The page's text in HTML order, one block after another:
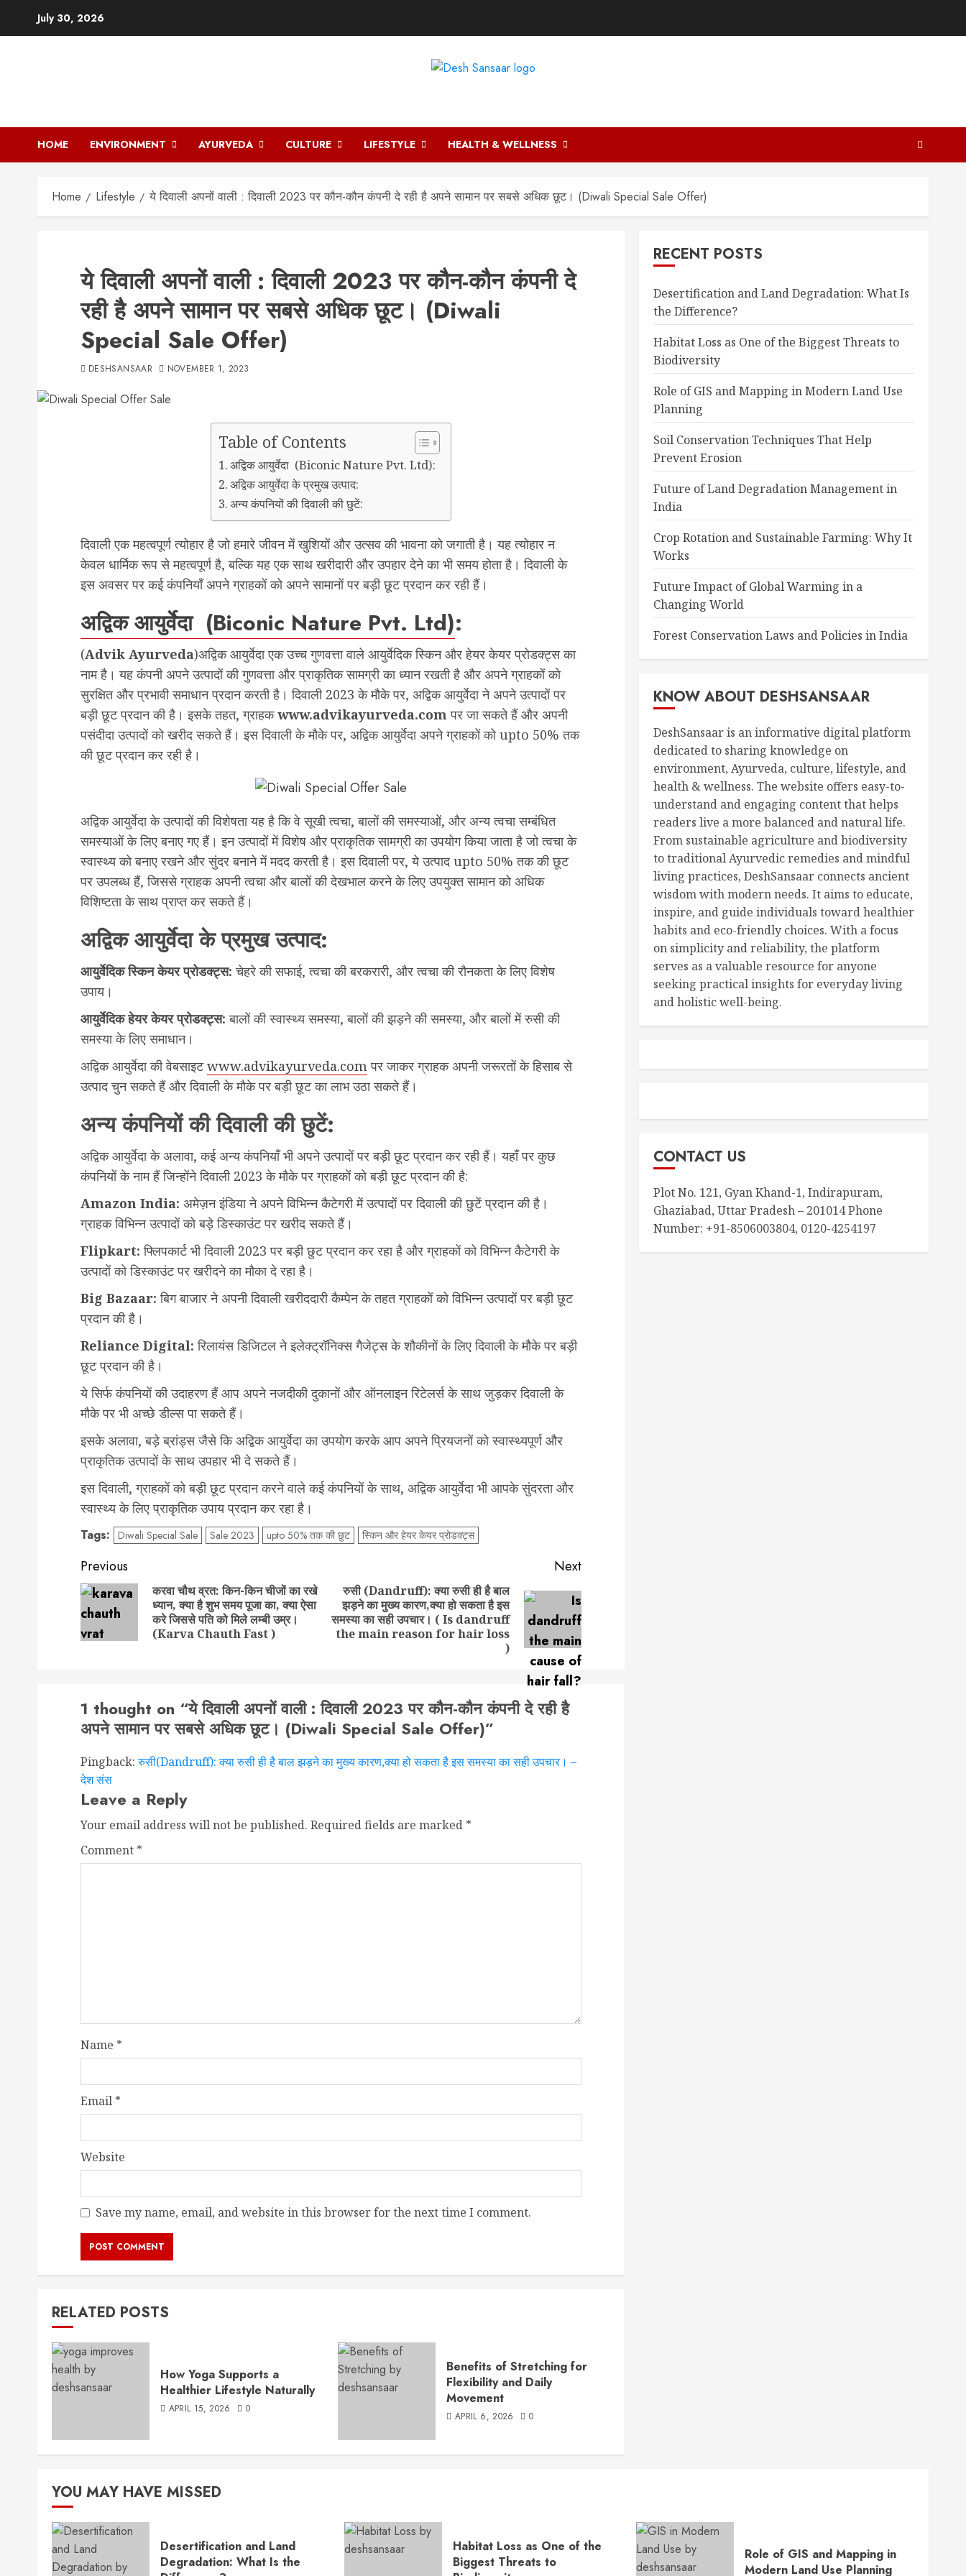
July 30, 2026
HOME ENVIRONMENT AYURVEDA CULTURE LIFESTYLE HEALTH & WELLNESS
Home Lifestyle ये दिवाली अपनों वाली : दिवाली 2023 पर कौन-कौन कंपनी दे रही है अपने सामान पर सबसे अधिक छूट। (Diwali Special Sale Offer)
ये दिवाली अपनों वाली : दिवाली 2023 पर कौन-कौन कंपनी दे
रही है अपने सामान पर सबसे अधिक छूट। (Diwali
Special Sale Offer)
DESHSANSAAR NOVEMBER 1, 2023
Table of Contents
अद्विक आयुर्वेदा (Biconic Nature Pvt. Ltd):
अद्विक आयुर्वेदा के प्रमुख उत्पाद:
अन्य कंपनियों की दिवाली की छुटें:
दिवाली एक महत्वपूर्ण त्योहार है जो हमारे जीवन में खुशियों और उत्सव की भावना को जगाती है। यह त्योहार न
केवल धार्मिक रूप से महत्वपूर्ण है, बल्कि यह एक साथ खरीदारी और उपहार देने का भी समय होता है। दिवाली के
इस अवसर पर कई कंपनियाँ अपने ग्राहकों को अपने सामानों पर बड़ी छूट प्रदान कर रही हैं।
अद्विक आयुर्वेदा (Biconic Nature Pvt. Ltd):
(Advik Ayurveda)अद्विक आयुर्वेदा एक उच्च गुणवत्ता वाले आयुर्वेदिक स्किन और हेयर केयर प्रोडक्ट्स का
नाम है। यह कंपनी अपने उत्पादों की गुणवत्ता और प्राकृतिक सामग्री का ध्यान रखती है और अपने ग्राहकों को
सुरक्षित और प्रभावी समाधान प्रदान करती है। दिवाली 2023 के मौके पर, अद्विक आयुर्वेदा ने अपने उत्पादों पर
बड़ी छूट प्रदान की है। इसके तहत, ग्राहकwww.advikayurveda.com पर जा सकते हैं और अपनी
पसंदीदा उत्पादों को खरीद सकते हैं। इस दिवाली के मौके पर, अद्विक आयुर्वेदा अपने ग्राहकों को upto 50% तक
की छूट प्रदान कर रही है।
अद्विक आयुर्वेदा के उत्पादों की विशेषता यह है कि वे सूखी त्वचा, बालों की समस्याओं, और अन्य त्वचा सम्बंधित
समस्याओं के लिए बनाए गए हैं। इन उत्पादों में विशेष और प्राकृतिक सामग्री का उपयोग किया जाता है जो त्वचा के
स्वास्थ्य को बनाए रखने और सुंदर बनाने में मदद करती है। इस दिवाली पर, ये उत्पाद upto 50% तक की छूट
पर उपलब्ध हैं, जिससे ग्राहक अपनी त्वचा और बालों की देखभाल करने के लिए उपयुक्त सामान को अधिक
विशिष्टता के साथ प्राप्त कर सकते हैं।
अद्विक आयुर्वेदा के प्रमुख उत्पाद:
आयुर्वेदिक स्किन केयर प्रोडक्ट्स: चेहरे की सफाई, त्वचा की बरकरारी, और त्वचा की रौनकता के लिए विशेष
उपाय।
आयुर्वेदिक हेयर केयर प्रोडक्ट्स: बालों की स्वास्थ्य समस्या, बालों की झड़ने की समस्या, और बालों में रुसी की
समस्या के लिए समाधान।
अद्विक आयुर्वेदा की वेबसाइटwww.advikayurveda.comपर जाकर ग्राहक अपनी जरूरतों के हिसाब से
उत्पाद चुन सकते हैं और दिवाली के मौके पर बड़ी छूट का लाभ उठा सकते हैं।
अन्य कंपनियों की दिवाली की छुटें:
अद्विक आयुर्वेदा के अलावा, कई अन्य कंपनियाँ भी अपने उत्पादों पर बड़ी छूट प्रदान कर रही हैं। यहाँ पर कुछ
कंपनियों के नाम हैं जिन्होंने दिवाली 2023 के मौके पर ग्राहकों को बड़ी छूट प्रदान की है:
Amazon India: अमेज़न इंडिया ने अपने विभिन्न कैटेगरी में उत्पादों पर दिवाली की छुटें प्रदान की है।
ग्राहक विभिन्न उत्पादों को बड़े डिस्काउंट पर खरीद सकते हैं।
Flipkart:फ्लिपकार्ट भी दिवाली 2023 पर बड़ी छुट प्रदान कर रहा है और ग्राहकों को विभिन्न कैटेगरी के
उत्पादों को डिस्काउंट पर खरीदने का मौका दे रहा है।
Big Bazaar: बिग बाजार ने अपनी दिवाली खरीददारी कैम्पेन के तहत ग्राहकों को विभिन्न उत्पादों पर बड़ी छूट
प्रदान की है।
Reliance Digital: रिलायंस डिजिटल ने इलेक्ट्रॉनिक्स गैजेट्स के शौकीनों के लिए दिवाली के मौके पर बड़ी
छूट प्रदान की है।
ये सिर्फ कंपनियों की उदाहरण हैं आप अपने नजदीकी दुकानों और ऑनलाइन रिटेलर्स के साथ जुड़कर दिवाली के
मौके पर भी अच्छे डील्स पा सकते हैं।
इसके अलावा, बड़े ब्रांड्स जैसे कि अद्विक आयुर्वेदा का उपयोग करके आप अपने प्रियजनों को स्वास्थ्यपूर्ण और
प्राकृतिक उत्पादों के साथ उपहार भी दे सकते हैं।
इस दिवाली, ग्राहकों को बड़ी छूट प्रदान करने वाले कई कंपनियों के साथ, अद्विक आयुर्वेदा भी आपके सुंदरता और
स्वास्थ्य के लिए प्राकृतिक उपाय प्रदान कर रहा है।
Tags: Diwali Special Sale Sale 2023 upto 50% तक की छुट स्किन और हेयर केयर प्रोडक्ट्स
Post
navigation
Previous
Previous
post:
करवा चौथ व्रत: किन-किन चीजों का रखे
ध्यान, क्या है शुभ समय पूजा का, क्या ऐसा
करे जिससे पति को मिले लम्बी उम्र।
(Karva Chauth Fast )
Next
Next
post:
रुसी (Dandruff): क्या रुसी ही है बाल
झड़ने का मुख्य कारण,क्या हो सकता है इस
समस्या का सही उपचार। ( Is dandruff
the main reason for hair loss
)
1 thought on “ये दिवाली अपनों वाली : दिवाली 2023 पर कौन-कौन कंपनी दे रही है
अपने सामान पर सबसे अधिक छूट। (Diwali Special Sale Offer)”
Pingback:रुसी(Dandruff): क्या रुसी ही है बाल झड़ने का मुख्य कारण,क्या हो सकता है इस समस्या का सही उपचार। –
देश संस
Leave a Reply
Your email address will not be published. Required fields are marked *
Comment *
Name *
Email *
Website
Save my name, email, and website in this browser for the next time I comment.
RELATED POSTS
How Yoga Supports a
Healthier Lifestyle Naturally
APRIL 15, 2026 0
Benefits of Stretching for
Flexibility and Daily
Movement
APRIL 6, 2026 0
RECENT POSTS
Desertification and Land Degradation: What Is
the Difference?
Habitat Loss as One of the Biggest Threats to
Biodiversity
Role of GIS and Mapping in Modern Land Use
Planning
Soil Conservation Techniques That Help
Prevent Erosion
Future of Land Degradation Management in
India
Crop Rotation and Sustainable Farming: Why It
Works
Future Impact of Global Warming in a
Changing World
Forest Conservation Laws and Policies in India
KNOW ABOUT DESHSANSAAR
DeshSansaar is an informative digital platform
dedicated to sharing knowledge on
environment, Ayurveda, culture, lifestyle, and
health & wellness. The website offers easy-to-
understand and engaging content that helps
readers live a more balanced and natural life.
From sustainable agriculture and biodiversity
to traditional Ayurvedic remedies and mindful
living practices, DeshSansaar connects ancient
wisdom with modern needs. It aims to educate,
inspire, and guide individuals toward healthier
habits and eco-friendly choices. With a focus
on simplicity and reliability, the platform
serves as a valuable resource for anyone
seeking practical insights for everyday living
and holistic well-being.
CONTACT US
Plot No. 121, Gyan Khand-1, Indirapuram,
Ghaziabad, Uttar Pradesh – 201014 Phone
Number: +91-8506003804, 0120-4254197
YOU MAY HAVE MISSED
Desertification and Land
Degradation: What Is the
Habitat Loss as One of the
Biggest Threats to
Role of GIS and Mapping in
Modern Land Use Planning